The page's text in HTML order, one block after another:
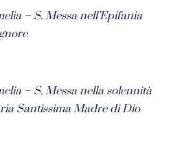
– S. Messa nell’Epifania
– S. Messa nella solennità
Santissima Madre di Dio